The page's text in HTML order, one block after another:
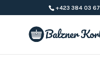
+423 384 03 67